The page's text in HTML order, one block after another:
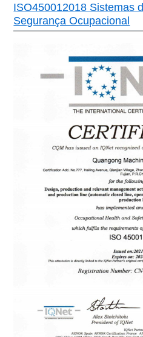
ISO450012018 Sistemas
Segurança Ocupacional